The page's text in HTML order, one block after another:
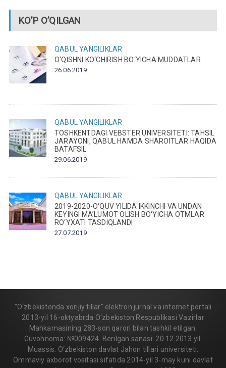
KO’P O’QILGAN
QABUL
YANGILIKLAR
O‘QISHNI KO‘CHIRISH BO‘YICHA MUDDATLAR
26.06.2019
QABUL
YANGILIKLAR
TOSHKENTDAGI VEBSTER UNIVERSITETI: TAHSIL
JARAYONI, QABUL HAMDA SHAROITLAR HAQIDA
BATAFSIL
29.06.2019
QABUL
YANGILIKLAR
2019-2020-O‘QUV YILIDA IKKINCHI VA UNDAN
KEYINGI MA’LUMOT OLISH BO‘YICHA OTMLAR
RO‘YXATI TASDIQLANDI
27.07.2019
"O‘zbekistonda xorijiy tillar" elektron jurnal va internet portali
2013-yil 16-oktyabrda O‘zbekiston Respublikasi Vazirlar
Mahkamasining 283-son qarori bilan tashkil etilgan.
Guvohnoma: №009424. Berilgan sanasi: 20.12.2013 yil.
Muassis: O‘zbekiston davlat Jahon tillari universiteti.
Ommaviy axborot vositasi sifatida 2014-yil 3-may kuni davlat